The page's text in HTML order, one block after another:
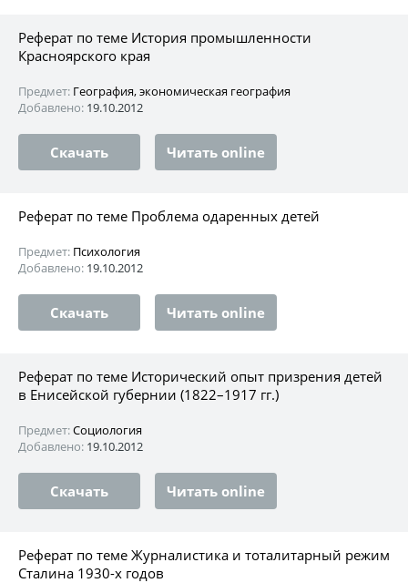
Реферат по теме История промышленности
Красноярского края
Предмет: География, экономическая география
Добавлено: 19.10.2012
Скачать Читать online
Реферат по теме Проблема одаренных детей
Предмет: Психология
Добавлено: 19.10.2012
Скачать Читать online
Реферат по теме Исторический опыт призрения детей
в Енисейской губернии (1822–1917 гг.)
Предмет:Социология
Добавлено: 19.10.2012
Скачать Читать online
Реферат по теме Журналистика и тоталитарный режим
Сталина 1930-х годов